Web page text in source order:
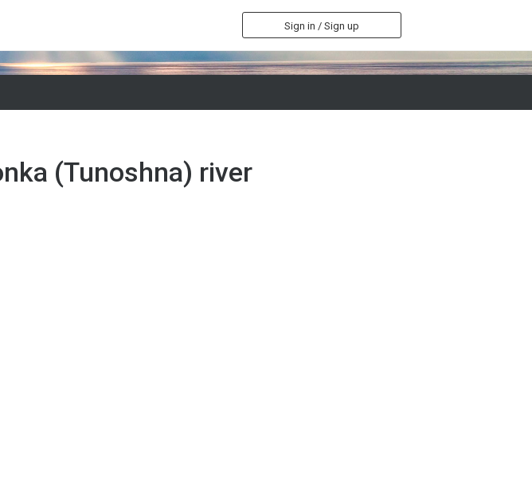
Sign in / Sign up
(Tunoshna) river